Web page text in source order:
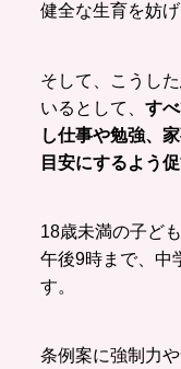
健全な生育を妨
そして、こうし
いるとして、 す
し仕事や勉強、
目安にするよう
18歳未満の子ど
午後9時まで、中
す。
条例案に強制